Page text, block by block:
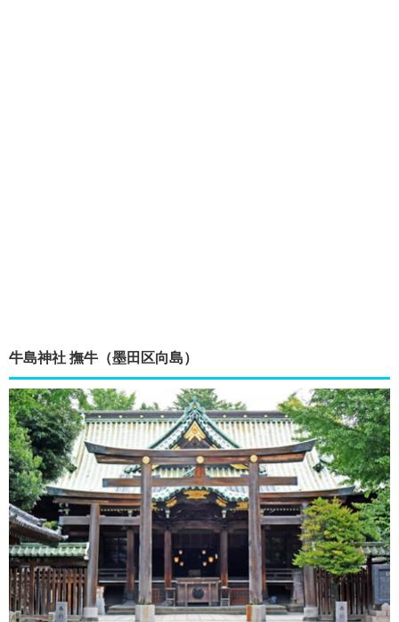
牛島神社 撫牛（墨田区向島）